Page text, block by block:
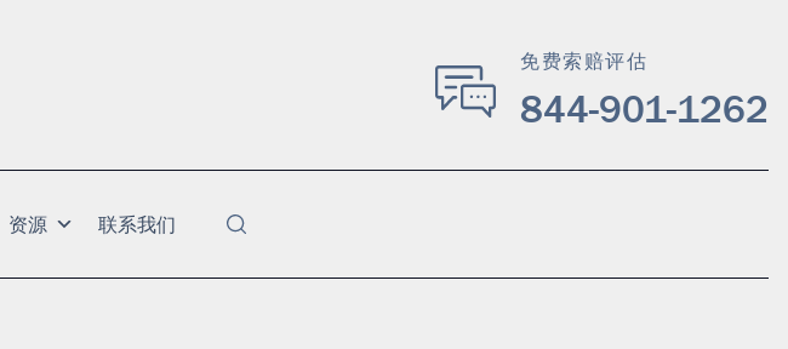
免费索赔评估
844-901-1262
资源 联系我们